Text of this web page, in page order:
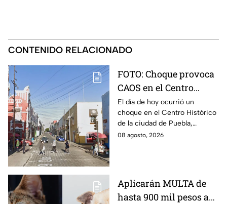
CONTENIDO RELACIONADO
FOTO: Choque provoca
CAOS en el Centro
Histórico HOY sábado;
vías alternas
El día de hoy ocurrió un
choque en el Centro Histórico
de la ciudad de Puebla,
ocasionando caos en la
08 agosto, 2026
Aplicarán MULTA de
hasta 900 mil pesos a